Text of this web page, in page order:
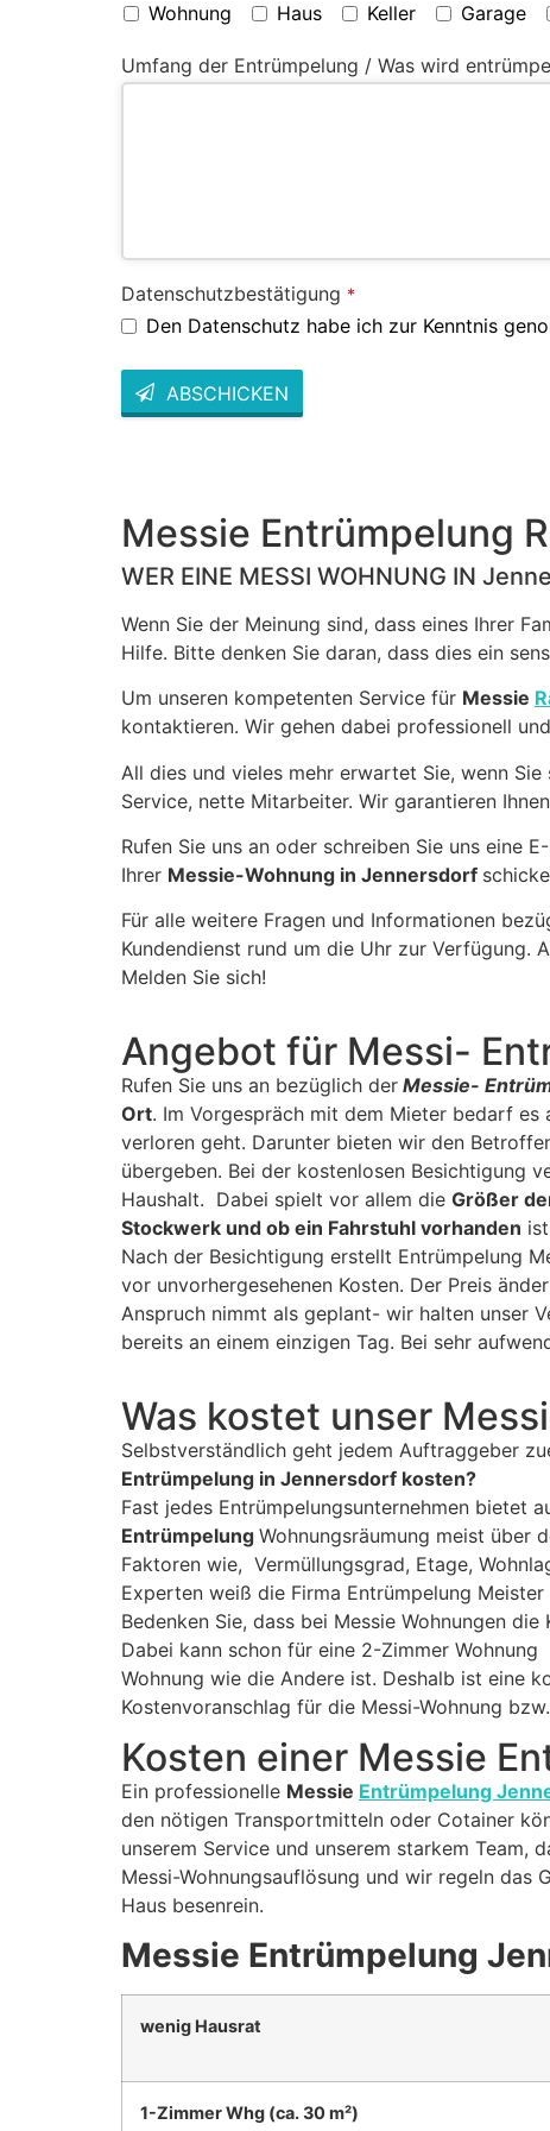
Wohnung
Haus Keller Garage
Umfang der Entrümpelung / Was wird
Datenschutzbestätigung *
Den Datenschutz habe ich zur Kenntnis
ABSCHICKEN
blank
Messie Entrümpelung
WER EINE MESSI WOHNUNG IN
Wenn Sie der Meinung sind, dass eines Ihrer
Hilfe. Bitte denken Sie daran, dass dies ein
Um unseren kompetenten Service für Messie
kontaktieren. Wir gehen dabei professionell
All dies und vieles mehr erwartet Sie, wenn Sie
Service, nette Mitarbeiter. Wir garantieren
Rufen Sie uns an oder schreiben Sie uns eine
Ihrer Messie-Wohnung in Jennersdorf
Für alle weitere Fragen und Informationen
Kundendienst rund um die Uhr zur Verfügung.
Melden Sie sich!
Angebot für Messi-
Rufen Sie uns an bezüglich der Messie-
Ort. Im Vorgespräch mit dem Mieter bedarf es
verloren geht. Darunter bieten wir den
übergeben. Bei der kostenlosen Besichtigung
Haushalt. Dabei spielt vor allem die Größer
Stockwerk und ob ein Fahrstuhl vorhanden
Nach der Besichtigung erstellt Entrümpelung
vor unvorhergesehenen Kosten. Der Preis
Anspruch nimmt als geplant- wir halten unser
bereits an einem einzigen Tag. Bei sehr
Was kostet unser
Selbstverständlich geht jedem Auftraggeber
Entrümpelung in Jennersdorf kosten?
Fast jedes Entrümpelungsunternehmen bietet
Entrümpelung Wohnungsräumung meist über
Faktoren wie, Vermüllungsgrad, Etage,
Experten weiß die Firma Entrümpelung
Bedenken Sie, dass bei Messie Wohnungen
Dabei kann schon für eine 2-Zimmer
Wohnung wie die Andere ist. Deshalb ist eine
Kostenvoranschlag für die Messi-Wohnung
Kosten einer Messie
Ein professionelle Messie Entrümpelung
den nötigen Transportmitteln oder Cotainer
unserem Service und unserem starkem Team,
Messi-Wohnungsauflösung und wir regeln das
Haus besenrein.
Messie Entrümpelung
wenig Hausrat
1-Zimmer Whg (ca. 30 m²)